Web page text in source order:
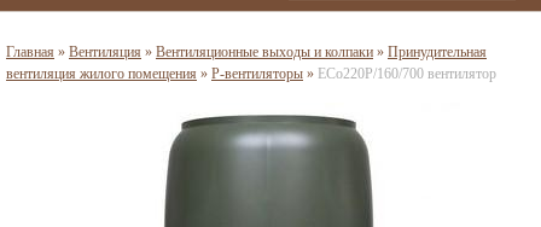
Главная » Вентиляция » Вентиляционные выходы и колпаки » Принудительная
вентиляция жилого помещения » P-вентиляторы » ECo220Р/160/700 вентилятор